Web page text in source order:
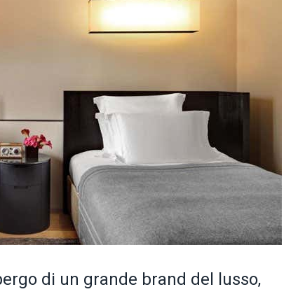
di un grande brand del lusso,